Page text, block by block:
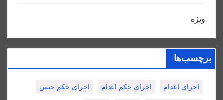
ویژه
برچسب‌ها
اجرای اعدام اجرای حکم اعدام اجرای حکم حبس